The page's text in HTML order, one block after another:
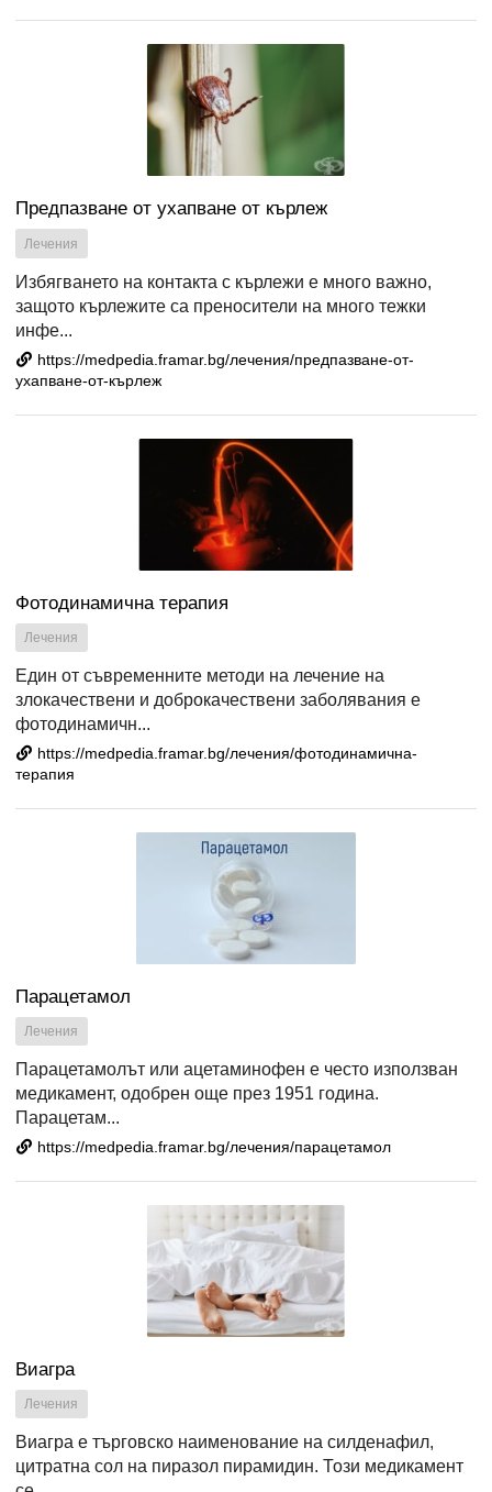
Предпазване от ухапване от кърлеж
Лечения
Избягването на контакта с кърлежи е много важно,
защото кърлежите са преносители на много тежки
инфе...
https://medpedia.framar.bg/лечения/предпазване-от-
ухапване-от-кърлеж
Фотодинамична терапия
Лечения
Един от съвременните методи на лечение на
злокачествени и доброкачествени заболявания е
фотодинамичн...
https://medpedia.framar.bg/лечения/фотодинамична-
терапия
Парацетамол
Лечения
Парацетамолът или ацетаминофен е често използван
медикамент, одобрен още през 1951 година.
Парацетам...
https://medpedia.framar.bg/лечения/парацетамол
Виагра
Лечения
Виагра е търговско наименование на силденафил,
цитратна сол на пиразол пирамидин. Този медикамент